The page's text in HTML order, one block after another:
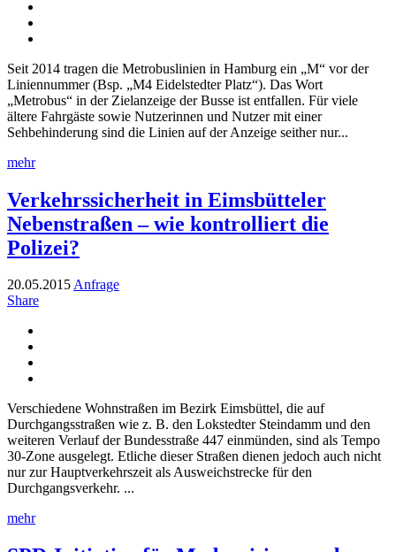
Seit 2014 tragen die Metrobuslinien in Hamburg ein „M“ vor der
Liniennummer (Bsp. „M4 Eidelstedter Platz“). Das Wort
„Metrobus“ in der Zielanzeige der Busse ist entfallen. Für viele
ältere Fahrgäste sowie Nutzerinnen und Nutzer mit einer
Sehbehinderung sind die Linien auf der Anzeige seither nur...
mehr
Verkehrssicherheit in Eimsbütteler
Nebenstraßen – wie kontrolliert die
Polizei?
20.05.2015Anfrage
Share
Verschiedene Wohnstraßen im Bezirk Eimsbüttel, die auf
Durchgangsstraßen wie z. B. den Lokstedter Steindamm und den
weiteren Verlauf der Bundesstraße 447 einmünden, sind als Tempo
30-Zone ausgelegt. Etliche dieser Straßen dienen jedoch auch nicht
nur zur Hauptverkehrszeit als Ausweichstrecke für den
Durchgangsverkehr. ...
mehr